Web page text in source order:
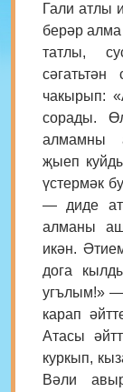
Гали атлы
берәр
татлы,
чакырып:
сорады.
алмамны
җыеп
үстермәк
— диде
алманы
икән.
дога
угълым!» —
карап
Атасы
куркып,
Вәли